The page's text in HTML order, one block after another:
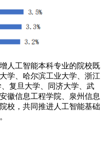
工智能本科专业的院校既
学、哈尔滨工业大学、浙江
复旦大学、同济大学、武
徽信息工程学院、泉州信息
校，共同推进人工智能基础